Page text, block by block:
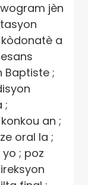
jèn
a
Baptiste ;
;
an ;
oral la ;
; poz